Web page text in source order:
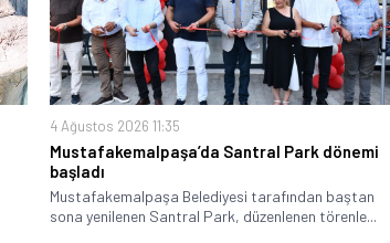
4 Ağustos 2026 11:35
Mustafakemalpaşa’da Santral Park dönemi
başladı
Mustafakemalpaşa Belediyesi tarafından baştan
sona yenilenen Santral Park, düzenlenen törenle...